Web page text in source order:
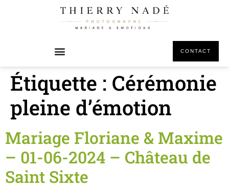
CONTACT
Étiquette : Cérémonie
pleine d’émotion
Mariage Floriane & Maxime
– 01-06-2024 – Château de
Saint Sixte